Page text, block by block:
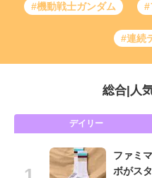
#機動戦士ガンダム #
#連続
総合 人
デイリー
ファミ
ボがス